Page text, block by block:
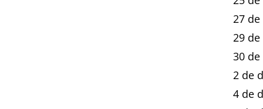
27
29
30
2 de
4 de